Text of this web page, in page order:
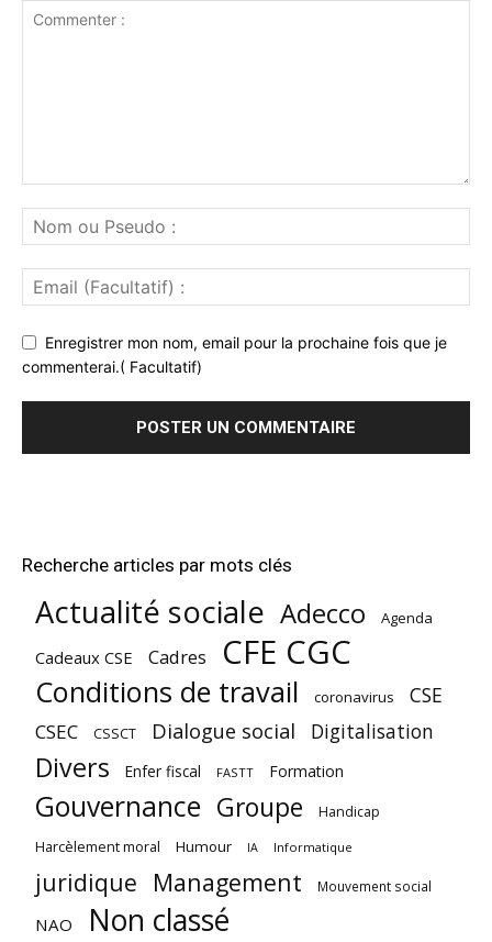
Enregistrer mon nom, email pour la prochaine fois que je
commenterai.( Facultatif)
Recherche articles par mots clés
Actualité sociale Adecco Agenda
Cadeaux CSE Cadres CFE CGC
Conditions de travail coronavirus CSE
CSEC CSSCT Dialogue social Digitalisation
Divers Enfer fiscal FASTT Formation
Gouvernance Groupe Handicap
Harcèlement moral Humour IA Informatique
juridique Management Mouvement social
NAO Non classé